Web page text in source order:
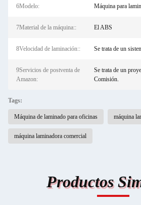
6Modelo: Máquina para
7Material de la máquina:: El ABS
8Velocidad de laminación:: Se trata de un
9Servicios de postventa de
Amazon:
Se trata de un
Comisión.
Tags:
Máquina de laminado para oficinas máquina
máquina laminadora comercial
Productos